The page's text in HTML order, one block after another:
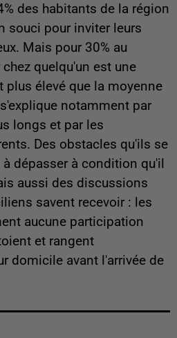
des habitants de la région
souci pour inviter leurs
Mais pour 30% au
quelqu'un est une
plus élevé que la moyenne
notamment par
longs et par les
Des obstacles qu'ils se
dépasser à condition qu'il
aussi des discussions
savent recevoir : les
aucune participation
et rangent
domicile avant l'arrivée de